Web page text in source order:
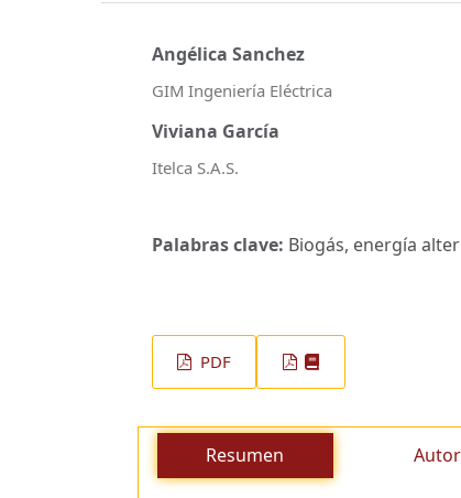
Angélica Sanchez
GIM Ingeniería Eléctrica
Viviana García
Itelca S.A.S.
Palabras clave: Biogás, energía
PDF
Resumen